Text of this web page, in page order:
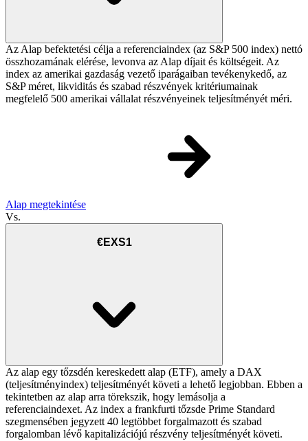
Az Alap befektetési célja a referenciaindex (az S&P 500 index) nettó
összhozamának elérése, levonva az Alap díjait és költségeit. Az
index az amerikai gazdaság vezető iparágaiban tevékenykedő, az
S&P méret, likviditás és szabad részvények kritériumainak
megfelelő 500 amerikai vállalat részvényeinek teljesítményét méri.
Alap megtekintése
Vs.
€EXS1
Az alap egy tőzsdén kereskedett alap (ETF), amely a DAX
(teljesítményindex) teljesítményét követi a lehető legjobban. Ebben a
tekintetben az alap arra törekszik, hogy lemásolja a
referenciaindexet. Az index a frankfurti tőzsde Prime Standard
szegmensében jegyzett 40 legtöbbet forgalmazott és szabad
forgalomban lévő kapitalizációjú részvény teljesítményét követi.